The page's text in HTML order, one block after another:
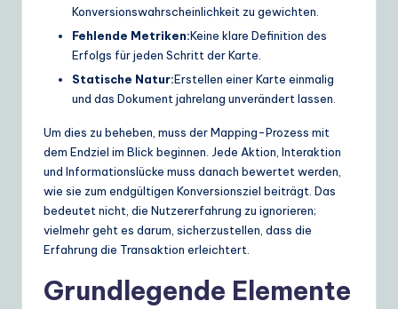
Konversionswahrscheinlichkeit zu gewichten.
Fehlende Metriken:Keine klare Definition des
Erfolgs für jeden Schritt der Karte.
Statische Natur:Erstellen einer Karte einmalig
und das Dokument jahrelang unverändert lassen.
Um dies zu beheben, muss der Mapping-Prozess mit
dem Endziel im Blick beginnen. Jede Aktion, Interaktion
und Informationslücke muss danach bewertet werden,
wie sie zum endgültigen Konversionsziel beiträgt. Das
bedeutet nicht, die Nutzererfahrung zu ignorieren;
vielmehr geht es darum, sicherzustellen, dass die
Erfahrung die Transaktion erleichtert.
Grundlegende Elemente